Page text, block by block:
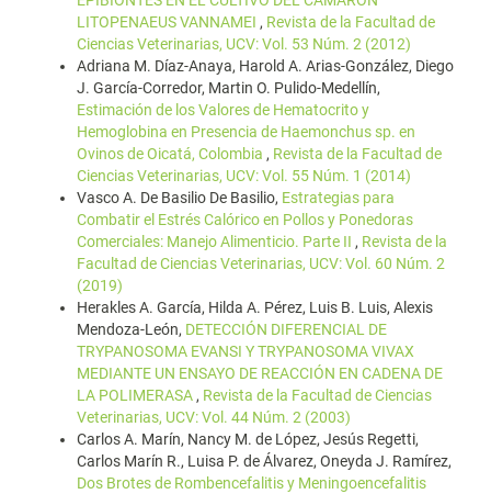
LITOPENAEUS VANNAMEI , Revista de la Facultad de
Ciencias Veterinarias, UCV: Vol. 53 Núm. 2 (2012)
Adriana M. Díaz-Anaya, Harold A. Arias-González, Diego
J. García-Corredor, Martin O. Pulido-Medellín,
Estimación de los Valores de Hematocrito y
Hemoglobina en Presencia de Haemonchus sp. en
Ovinos de Oicatá, Colombia , Revista de la Facultad de
Ciencias Veterinarias, UCV: Vol. 55 Núm. 1 (2014)
Vasco A. De Basilio De Basilio, Estrategias para
Combatir el Estrés Calórico en Pollos y Ponedoras
Comerciales: Manejo Alimenticio. Parte II , Revista de la
Facultad de Ciencias Veterinarias, UCV: Vol. 60 Núm. 2
(2019)
Herakles A. García, Hilda A. Pérez, Luis B. Luis, Alexis
Mendoza-León, DETECCIÓN DIFERENCIAL DE
TRYPANOSOMA EVANSI Y TRYPANOSOMA VIVAX
MEDIANTE UN ENSAYO DE REACCIÓN EN CADENA DE
LA POLIMERASA , Revista de la Facultad de Ciencias
Veterinarias, UCV: Vol. 44 Núm. 2 (2003)
Carlos A. Marín, Nancy M. de López, Jesús Regetti,
Carlos Marín R., Luisa P. de Álvarez, Oneyda J. Ramírez,
Dos Brotes de Rombencefalitis y Meningoencefalitis